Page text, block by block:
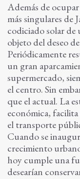
Además de
más singulares de
codiciado solar de
objeto del deseo
Periódicamente
un gran
supermercado,
el centro. Sin
que el actual. La
económica, facilita
el transporte
Cuando se
crecimiento
hoy cumple una
desearían